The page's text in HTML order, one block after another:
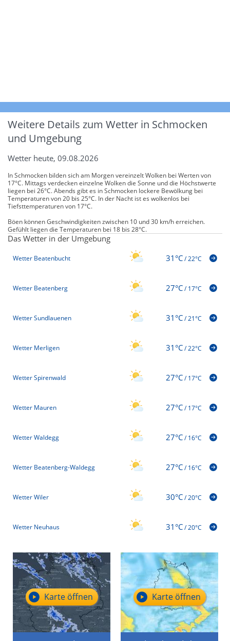
Weitere Details zum Wetter in Schmocken
und Umgebung
Wetter heute, 09.08.2026
In Schmocken bilden sich am Morgen vereinzelt Wolken bei Werten von
17°C. Mittags verdecken einzelne Wolken die Sonne und die Höchstwerte
liegen bei 26°C. Abends gibt es in Schmocken lockere Bewölkung bei
Temperaturen von 20 bis 25°C. In der Nacht ist es wolkenlos bei
Tiefsttemperaturen von 17°C.
Böen können Geschwindigkeiten zwischen 10 und 30 km/h erreichen.
Gefühlt liegen die Temperaturen bei 18 bis 28°C.
Das Wetter in der Umgebung
Wetter Beatenbucht 31°C/22°C
Wetter Beatenberg 27°C/17°C
Wetter Sundlauenen 31°C/21°C
Wetter Merligen 31°C/22°C
Wetter Spirenwald 27°C/17°C
Wetter Mauren 27°C/17°C
Wetter Waldegg 27°C/16°C
Wetter Beatenberg-Waldegg 27°C/16°C
Wetter Wiler 30°C/20°C
Wetter Neuhaus 31°C/20°C
Karte öffnen Karte öffnen